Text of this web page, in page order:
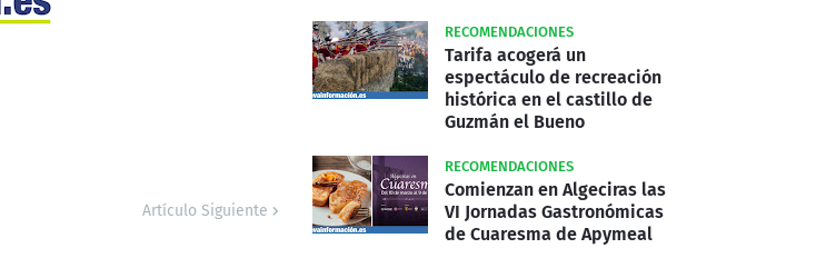
Artículo Siguiente
RECOMENDACIONES
Tarifa acogerá un
espectáculo de recreación
histórica en el castillo de
Guzmán el Bueno
RECOMENDACIONES
Comienzan en Algeciras las
VI Jornadas Gastronómicas
de Cuaresma de Apymeal